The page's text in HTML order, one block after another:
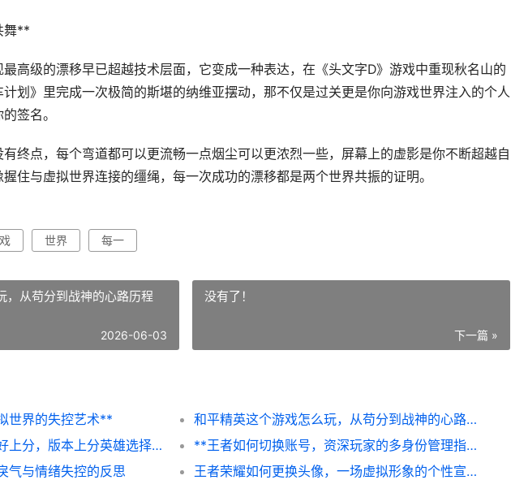
舞**
高级的漂移早已超越技术层面，它变成一种表达，在《头文字D》游戏中重现秋名山的
划》里完成一次极简的斯堪的纳维亚摆动，那不仅是过关更是你向游戏世界注入的个人
签名。
终点，每个弯道都可以更流畅一点烟尘可以更浓烈一些，屏幕上的虚影是你不断超越自
住与虚拟世界连接的缰绳，每一次成功的漂移都是两个世界共振的证明。
世界 每一
，从苟分到战神的心路历程
2026-06-03
没有了！
下一篇 »
世界的失控艺术**
和平精英这个游戏怎么玩，从苟分到战神的心路历程
王者荣耀玩什么英雄好上分，版本上分英雄选择指南
**王者如何切换账号，资深玩家的多身份管理指南，副标题，轻松切换畅游峡谷的实用技巧**
气与情绪失控的反思
王者荣耀如何更换头像，一场虚拟形象的个性宣言，副标题，从默认到自定义的指尖艺术